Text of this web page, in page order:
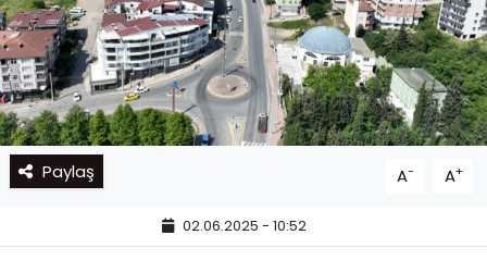
Paylaş A- A+
02.06.2025 - 10:52